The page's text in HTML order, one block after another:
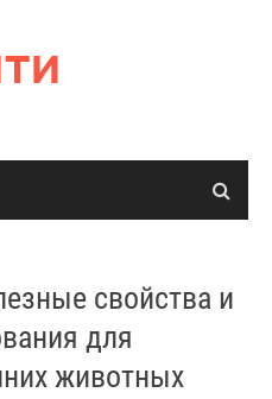
свойства и
для
животных